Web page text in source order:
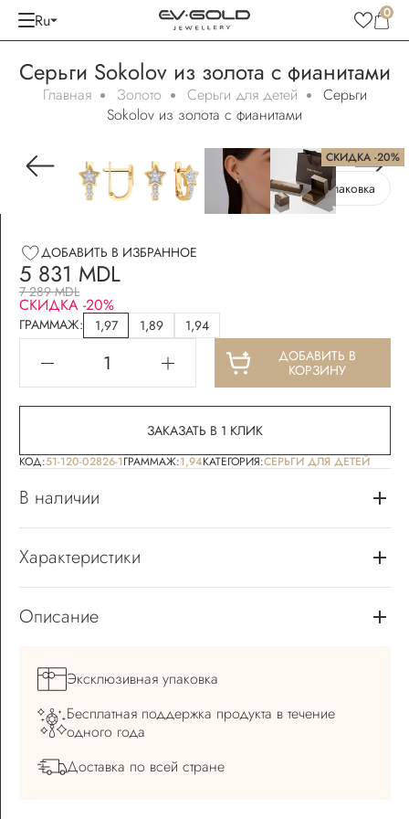
Ru 0
Серьги Sokolov из золота с фианитами
Главная Золото Серьги для детей
Серьги
Sokolov из золота с фианитами
СКИДКА -20%
Бесплатная упаковка
ДОБАВИТЬ В ИЗБРАННОЕ
5 831 MDL
7 289 MDL
СКИДКА -20%
ГРАММАЖ: 1,97 1,89
1,94
ДОБАВИТЬ В
КОРЗИНУ
ЗАКАЗАТЬ В 1 КЛИК
КОД:51-120-02826-1ГРАММАЖ:1,94КАТЕГОРИЯ:СЕРЬГИ ДЛЯ ДЕТЕЙ
В наличии
Характеристики
Описание
Эксклюзивная упаковка
Бесплатная поддержка продукта в течение
одного года
Доставка по всей стране